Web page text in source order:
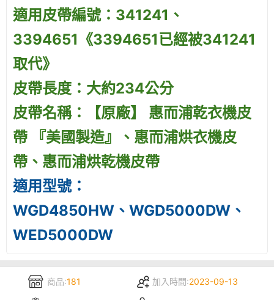
適用皮帶編號：341241、
3394651《3394651已經被341241
取代》
皮帶長度：大約234公分
皮帶名稱：【原廠】 惠而浦乾衣機皮
帶 『美國製造』、惠而浦烘衣機皮
帶、惠而浦烘乾機皮帶
適用型號：
WGD4850HW、WGD5000DW、
WED5000DW
商品:181 加入時間:2023-09-13